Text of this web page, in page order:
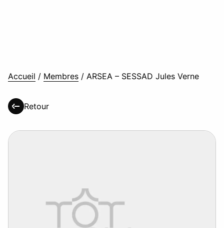
Accueil / Membres / ARSEA – SESSAD Jules Verne
Retour